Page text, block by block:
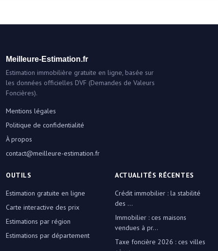
Meilleure-Estimation.fr
Estimation immobilière gratuite en ligne, basée sur
les données officielles DVF (Demandes de Valeurs
Foncières).
Mentions légales
Politique de confidentialité
À propos
contact@meilleure-estimation.fr
OUTILS
Estimation gratuite en ligne
Carte interactive des prix
Estimations par région
Estimations par département
ACTUALITÉS RÉCENTES
Crédit immobilier : la stabilité
des ...
Immobilier : ces maisons
vendues à pr...
Taxe foncière 2026 : ces villes